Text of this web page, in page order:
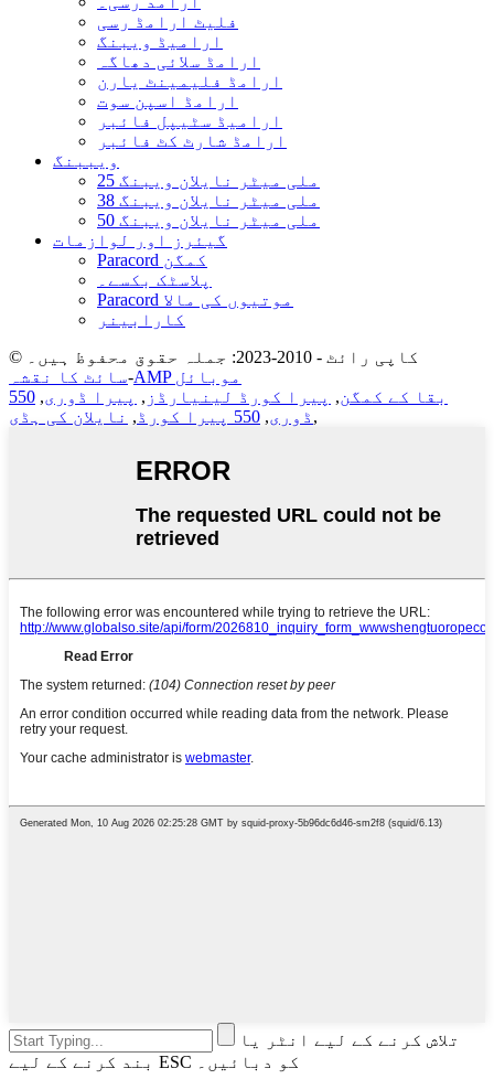
فلیٹ ارامڈ رسی
ارامیڈ ویبنگ
ارامڈ سلائی دھاگہ
ارامڈ فلیمینٹ یارن
ارامڈ اسپن سوت
ارامیڈ سٹیپل فائبر
ارامڈ شارٹ کٹ فائبر
ویببنگ
25 ملی میٹر نایلان ویبنگ
38 ملی میٹر نایلان ویبنگ
50 ملی میٹر نایلان ویبنگ
گیئرز اور لوازمات
Paracord کمگن
پلاسٹک بکسے۔
Paracord موتیوں کی مالا
کارابینر
© کاپی رائٹ - 2010-2023: جملہ حقوق محفوظ ہیں۔
سائٹ کا نقشہ-
AMP موبائل
بقا کے کمگن, پیرا کورڈ لینیارڈز , پیرا ڈوری,
550
ڈوری, 550 پیرا کورڈ , نایلان کی ہڈی ,
تلاش کرنے کے لیے انٹر یا
بند کرنے کے لیے ESC کو دبائیں۔